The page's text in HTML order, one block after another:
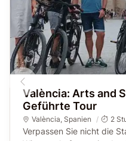
València: Arts and
Geführte Tour
València Spanien 2
Verpassen Sie nicht die